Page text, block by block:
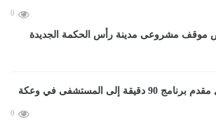
0
موقف مشروعى مدينة رأس الحكمة الجديدة
0